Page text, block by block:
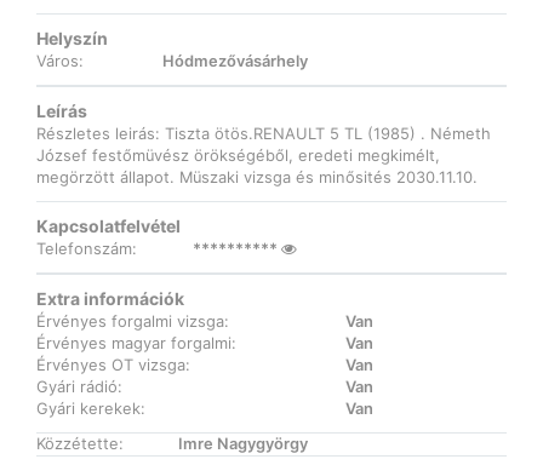
Helyszín
Város: Hódmezővásárhely
Leírás
Részletes leirás: Tiszta ötös.RENAULT 5 TL (1985) . Németh
József festőmüvész örökségéből, eredeti megkimélt,
megörzött állapot. Müszaki vizsga és minősités 2030.11.10.
Kapcsolatfelvétel
Telefonszám: **********
Extra információk
Érvényes forgalmi vizsga:
Van
Érvényes magyar forgalmi:
Van
Érvényes OT vizsga:
Van
Gyári rádió:
Van
Gyári kerekek:
Van
Közzétette:
Imre Nagygyörgy